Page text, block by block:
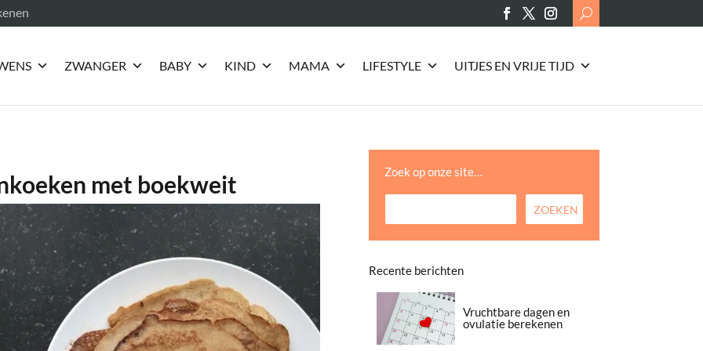
Search
for:
ZWANGER BABY KIND MAMA LIFESTYLE UITJES EN VRIJE TIJD
met boekweit Zoek op onze site…
Recente berichten
Vruchtbare dagen en
ovulatie berekenen